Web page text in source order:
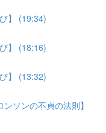
】 (19:34)
】 (18:16)
】 (13:32)
ソンの不貞の法則】